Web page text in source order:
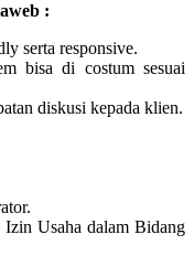
:
serta responsive.
bisa di costum sesuai
diskusi kepada klien.
Usaha dalam Bidang